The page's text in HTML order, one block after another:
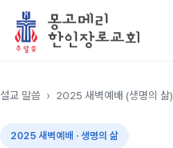
설교 말씀 › 2025 새벽예배 (생명의 삶)
2025 새벽예배 · 생명의 삶